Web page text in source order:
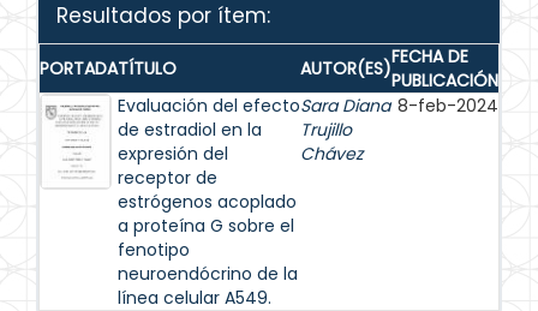
Resultados por ítem:
PORTADATÍTULO AUTOR(ES)FECHA DE
PUBLICACIÓN
Evaluación del efecto
de estradiol en la
expresión del
receptor de
estrógenos acoplado
a proteína G sobre el
fenotipo
neuroendócrino de la
línea celular A549.
Sara Diana
Trujillo
Chávez
8-feb-2024